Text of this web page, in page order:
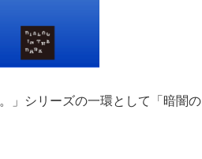
」シリーズの一環として「暗闇の